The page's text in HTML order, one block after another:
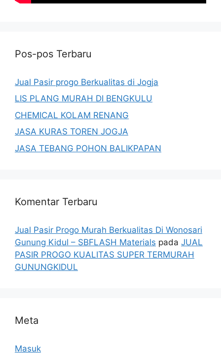
Pos-pos Terbaru
Jual Pasir progo Berkualitas di Jogja
LIS PLANG MURAH DI BENGKULU
CHEMICAL KOLAM RENANG
JASA KURAS TOREN JOGJA
JASA TEBANG POHON BALIKPAPAN
Komentar Terbaru
Jual Pasir Progo Murah Berkualitas Di Wonosari
Gunung Kidul – SBFLASH Materials pada JUAL
PASIR PROGO KUALITAS SUPER TERMURAH
GUNUNGKIDUL
Meta
Masuk